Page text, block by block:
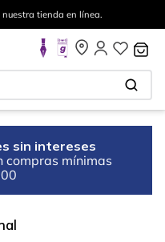
tienda en línea.
sin intereses
compras mínimas